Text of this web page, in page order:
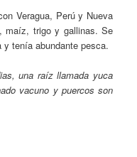
Veragua, Perú y Nueva
maíz, trigo y gallinas. Se
tenía abundante pesca.
una raíz llamada yuca
vacuno y puercos son